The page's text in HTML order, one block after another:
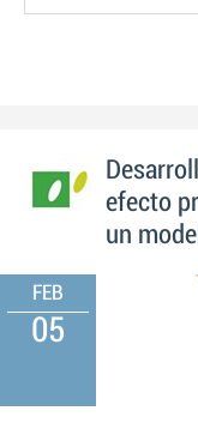
efecto
un
FEB
05